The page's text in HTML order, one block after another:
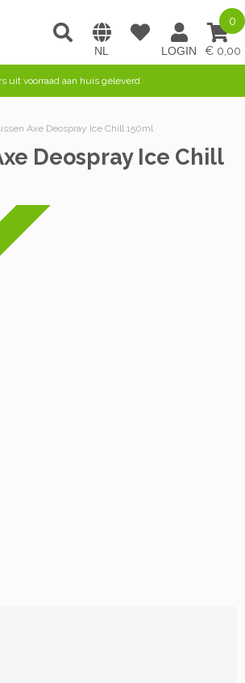
0,00
0
uit voorraad aan huis geleverd
Axe Deospray Ice Chill 150ml
Deospray Ice Chill